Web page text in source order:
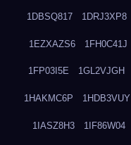
1DBSQ817 1DRJ3XP8
1EZXAZS6 1FH0C41J
1FP03I5E 1GL2VJGH
1HAKMC6P 1HDB3VUY
1IASZ8H3 1IF86W04